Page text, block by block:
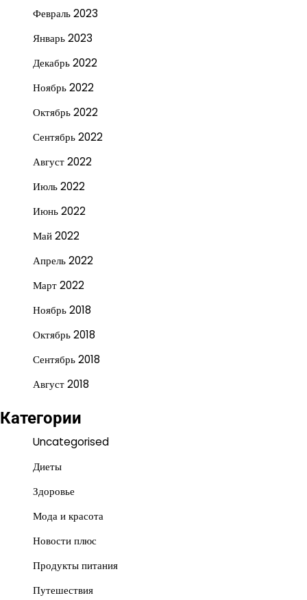
Февраль 2023
Январь 2023
Декабрь 2022
Ноябрь 2022
Октябрь 2022
Сентябрь 2022
Август 2022
Июль 2022
Июнь 2022
Май 2022
Апрель 2022
Март 2022
Ноябрь 2018
Октябрь 2018
Сентябрь 2018
Август 2018
Категории
Uncategorised
Диеты
Здоровье
Мода и красота
Новости плюс
Продукты питания
Путешествия